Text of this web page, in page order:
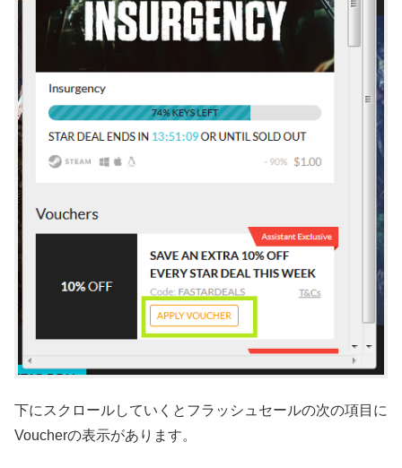
下にスクロールしていくとフラッシュセールの次の項目に
Voucherの表示があります。